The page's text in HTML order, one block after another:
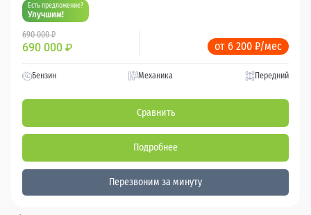
Есть предложение?
Улучшим!
690 000 ₽
690 000 ₽ от 6 200 ₽/мес
Бензин Механика Передний
Сравнить
Подробнее
Перезвоним за минуту